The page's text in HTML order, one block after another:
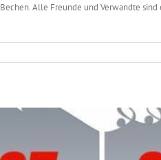
Alle Freunde und Verwandte